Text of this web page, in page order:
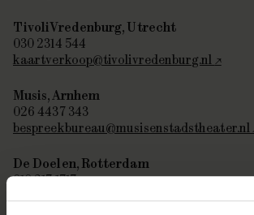
TivoliVredenburg, Utrecht
030 2314 544
kaartverkoop@tivolivredenburg.nl
Musis, Arnhem
026 4437 343
bespreekbureau@musisenstadstheater.nl
De Doelen, Rotterdam
010 217 1717